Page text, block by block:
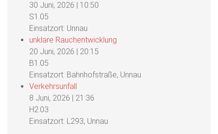
30 Juni, 2026 | 10:50
S1.05
Einsatzort: Unnau
unklare Rauchentwicklung
20 Juni, 2026 | 20:15
B1.05
Einsatzort: Bahnhofstraße, Unnau
Verkehrsunfall
8 Juni, 2026 | 21:36
H2.03
Einsatzort: L293, Unnau